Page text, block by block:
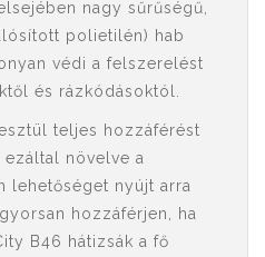
nagy sűrűségű,
polietilén) hab
védi a felszerelést
és rázkódásoktól.
teljes hozzáférést
növelve a
lehetőséget nyújt arra
hozzáférjen, ha
B46 hátizsák a fő